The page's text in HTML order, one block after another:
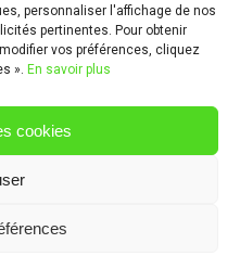
personnaliser l'affichage de nos
pertinentes. Pour obtenir
vos préférences, cliquez
». En savoir plus
cookies